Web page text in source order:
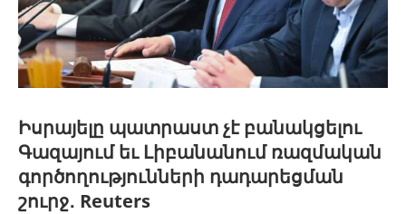
Իսրայելը պատրաստ չէ բանակցելու
Գազայում եւ Լիբանանում ռազմական
գործողությունների դադարեցման
շուրջ․ Reuters